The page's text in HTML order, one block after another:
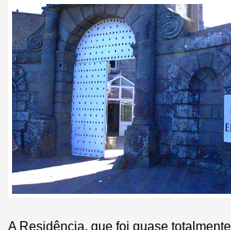
A Residência, que foi quase